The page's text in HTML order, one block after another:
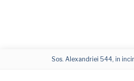
Sos. Alexandriei 544, in